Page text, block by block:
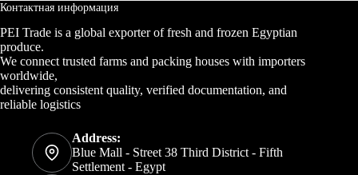
Контактная информация
PEI Trade is a global exporter of fresh and frozen Egyptian
produce.
We connect trusted farms and packing houses with importers
worldwide,
delivering consistent quality, verified documentation, and
reliable logistics
Address:
Blue Mall - Street 38 Third District - Fifth
Settlement - Egypt